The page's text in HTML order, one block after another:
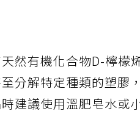
然有機化合物D-檸
分解特定種類的塑膠
建議使用溫肥皂水或